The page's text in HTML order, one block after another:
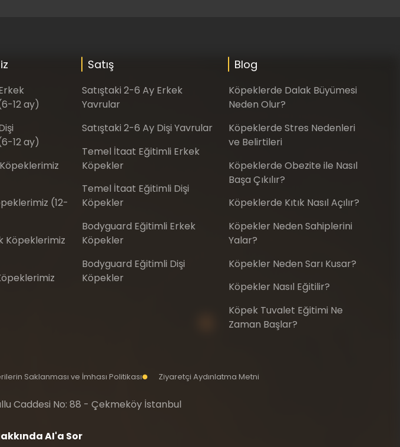
12 ay)
12 ay)
(12-
Köpeklerimiz
Satış
Satıştaki 2-6 Ay Erkek
Yavrular
Satıştaki 2-6 Ay Dişi Yavrular
Temel İtaat Eğitimli Erkek
Köpekler
Temel İtaat Eğitimli Dişi
Köpekler
Bodyguard Eğitimli Erkek
Köpekler
Bodyguard Eğitimli Dişi
Köpekler
Blog
Köpeklerde Dalak Büyümesi
Neden Olur?
Köpeklerde Stres Nedenleri
ve Belirtileri
Köpeklerde Obezite ile Nasıl
Başa Çıkılır?
Köpeklerde Kıtık Nasıl Açılır?
Köpekler Neden Sahiplerini
Yalar?
Köpekler Neden Sarı Kusar?
Köpekler Nasıl Eğitilir?
Köpek Tuvalet Eğitimi Ne
Zaman Başlar?
Saklanması ve İmhası Politikası Ziyaretçi Aydınlatma Metni
Caddesi No: 88 - Çekmeköy İstanbul
AI'a Sor